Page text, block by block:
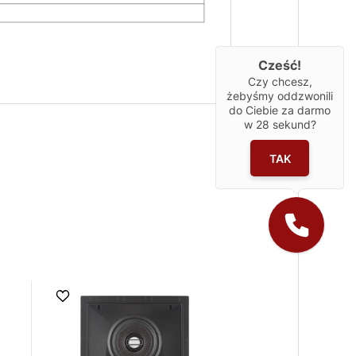
Cześć!
Czy chcesz,
żebyśmy oddzwonili
do Ciebie za darmo
w 28 sekund?
TAK